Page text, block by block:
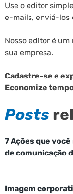
Use o editor
e-mails, enviá-los
Nosso editor é
sua empresa.
Cadastre-se e
Economize
Posts
7 Ações que
de comunicação
Imagem